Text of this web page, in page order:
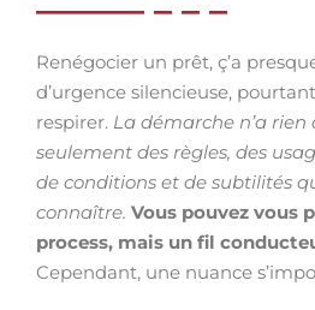
Renégocier un prêt, ç’a
d’urgence silencieuse,
respirer. La démarche n’a
seulement des règles, des
de conditions et de subtilités
connaître. Vous pouvez vous
process, mais un fil
Cependant, une nuance